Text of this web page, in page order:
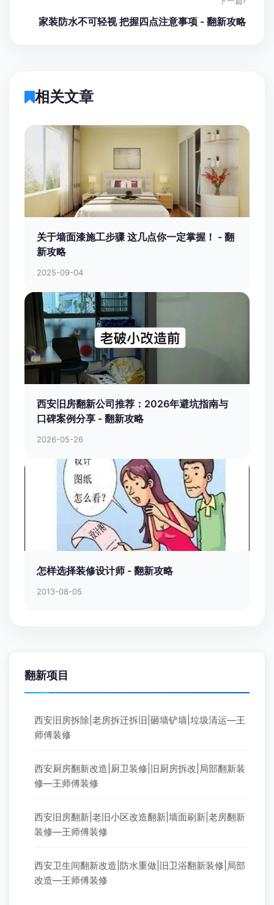
家装防水不可轻视 把握四点注意事项 - 翻新攻略
相关文章
关于墙面漆施工步骤 这几点你一定掌握！ - 翻
新攻略
2025-09-04
西安旧房翻新公司推荐：2026年避坑指南与
口碑案例分享 - 翻新攻略
2026-05-26
怎样选择装修设计师 - 翻新攻略
2013-08-05
翻新项目
西安旧房拆除|老房拆迁拆旧|砸墙铲墙|垃圾清运—王
师傅装修
西安厨房翻新改造|厨卫装修|旧厨房拆改|局部翻新装
修—王师傅装修
西安旧房翻新|老旧小区改造翻新|墙面刷新|老房翻新
装修—王师傅装修
西安卫生间翻新改造|防水重做|旧卫浴翻新装修|局部
改造—王师傅装修